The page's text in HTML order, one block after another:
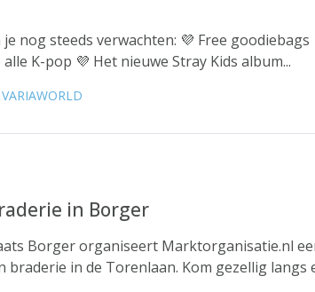
nog steeds verwachten: 💜 Free
K-pop 💜 Het nieuwe Stray Kids album...
VARIAWORLD
in Borger
Borger organiseert Marktorganisatie.nl
in de Torenlaan. Kom gezellig langs